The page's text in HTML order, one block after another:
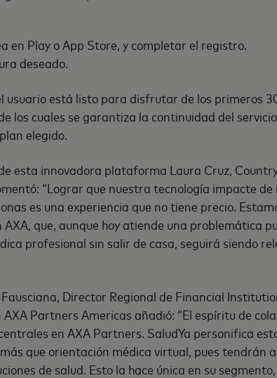
en Play o App Store, y completar el registro.
deseado.
usuario está listo para disfrutar de los primeros
los cuales se garantiza la continuidad del
elegido.
esta innovadora plataforma Laura Cruz,
“Lograr que nuestra tecnología impacte
es una experiencia que no tiene precio.
que, aunque hoy atiende una problemática
profesional sin salir de casa, seguirá siendo
Director Regional de Financial
Partners Americas añadió: “El espíritu de
en AXA Partners. SaludYa personifica
que orientación médica virtual, pues tendrán
de salud. Esto la hace única en su